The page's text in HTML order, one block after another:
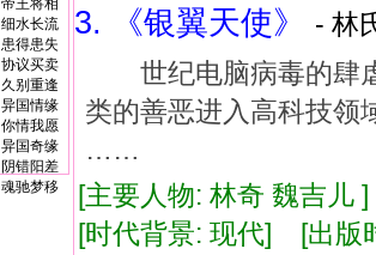
帝王将相
细水长流
患得患失
协议买卖
久别重逢
异国情缘
你情我愿
异国奇缘
阴错阳差
魂驰梦移
3. 《银翼天使》
- 林
世纪电脑病毒的肆
类的善恶进入高科技领
……
[主要人物: 林奇 魏吉
[时代背景: 现代] [出